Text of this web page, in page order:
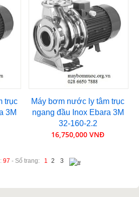
trục
3M
Máy bơm nước ly tâm trục
ngang đầu Inox Ebara 3M
32-160-2.2
16,750,000 VNĐ
97 - Số trang: 1 2 3